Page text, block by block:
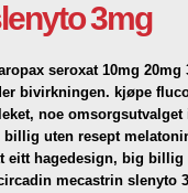
3mg
seroxat 10mg
bivirkningen. kjøpe
noe
uten resept
eitt hagedesign, big
mecastrin slenyto